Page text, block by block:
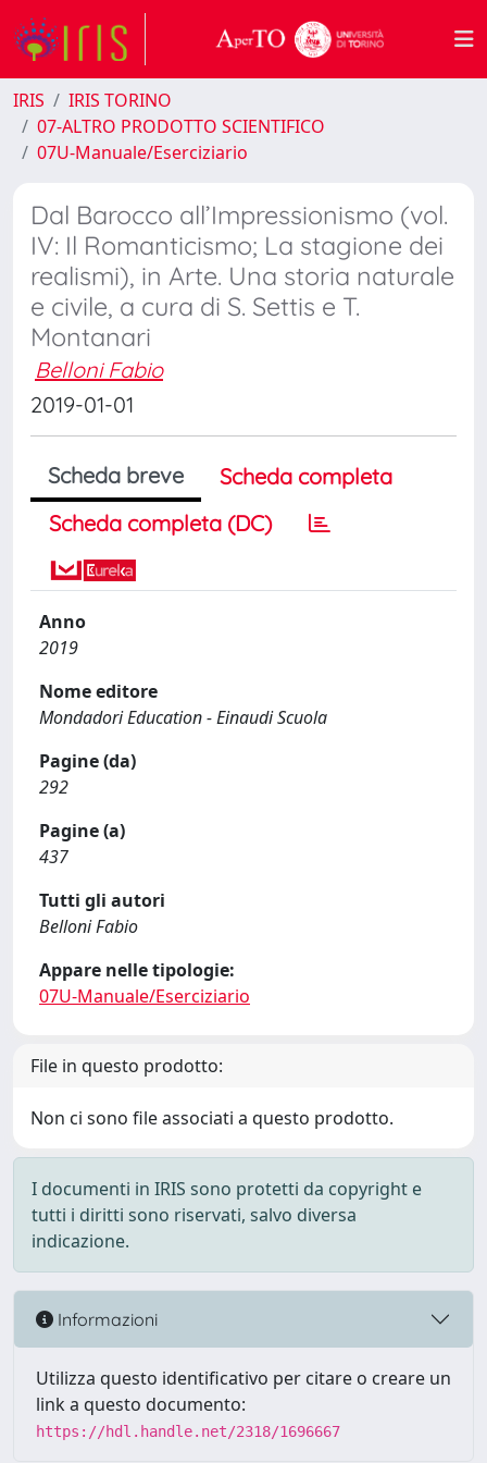
IRIS
IRIS TORINO
07-ALTRO PRODOTTO SCIENTIFICO
07U-Manuale/Eserciziario
Dal Barocco all’Impressionismo (vol.
IV: Il Romanticismo; La stagione dei
realismi), in Arte. Una storia naturale
e civile, a cura di S. Settis e T.
Montanari
Belloni Fabio
2019-01-01
Scheda breve
Scheda completa
Scheda completa (DC)
Anno
2019
Nome editore
Mondadori Education - Einaudi Scuola
Pagine (da)
292
Pagine (a)
437
Tutti gli autori
Belloni Fabio
Appare nelle tipologie:
07U-Manuale/Eserciziario
File in questo prodotto:
Non ci sono file associati a questo prodotto.
I documenti in IRIS sono protetti da copyright e
tutti i diritti sono riservati, salvo diversa
indicazione.
Informazioni
Utilizza questo identificativo per citare o creare un
link a questo documento:
https://hdl.handle.net/2318/1696667